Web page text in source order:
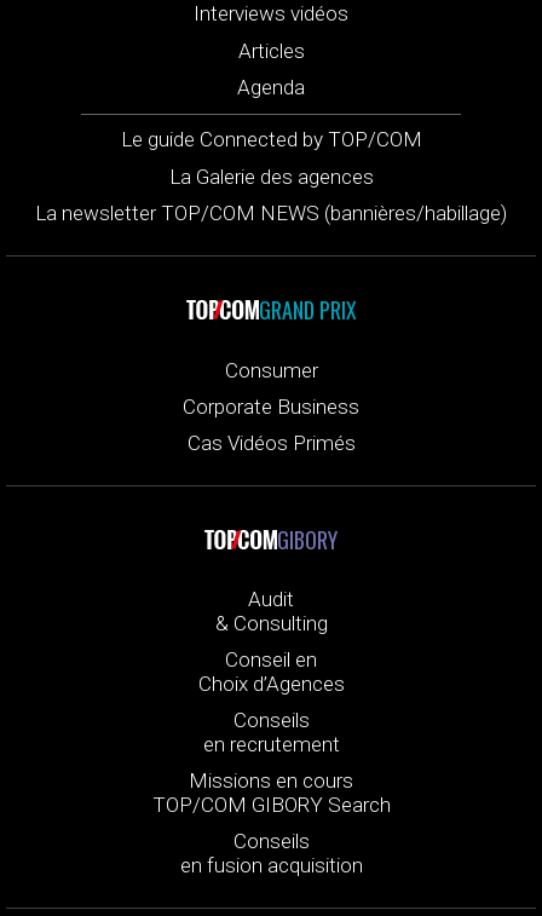
Interviews vidéos
Articles
Agenda
Le guide Connected by TOP/COM
La Galerie des agences
La newsletter TOP/COM NEWS (bannières/habillage)
GRAND PRIX
Consumer
Corporate Business
Cas Vidéos Primés
GIBORY
Audit
& Consulting
Conseil en
Choix d’Agences
Conseils
en recrutement
Missions en cours
TOP/COM GIBORY Search
Conseils
en fusion acquisition